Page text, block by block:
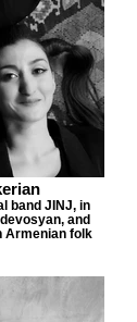
band JINJ, in
and
Armenian folk